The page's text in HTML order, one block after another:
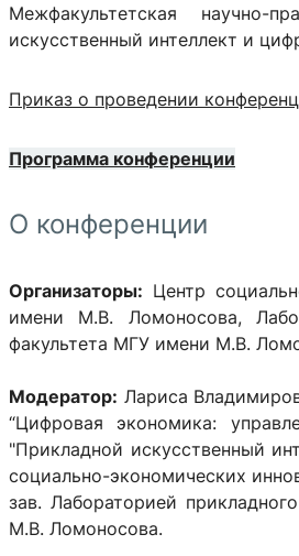
Межфакультетская научно-
искусственный интеллект и
Приказ о проведении
Программа конференции
О конференции
Организаторы: Центр
имени М.В. Ломоносова,
факультета МГУ имени М.В.
Модератор: Лариса
“Цифровая экономика:
"Прикладной искусственный
социально-экономических
зав. Лабораторией
М.В. Ломоносова.